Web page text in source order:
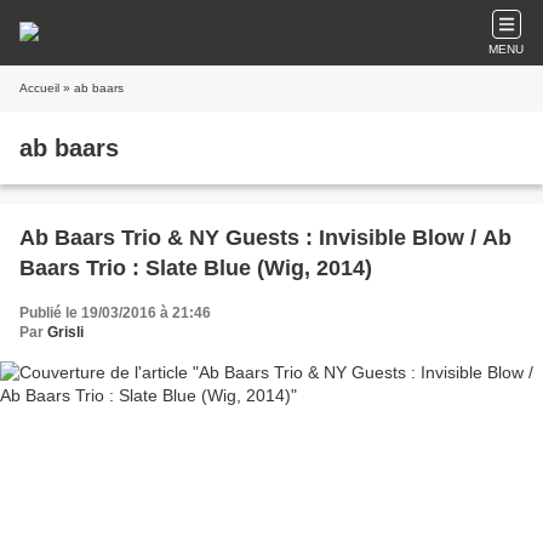
MENU
Accueil » ab baars
ab baars
Ab Baars Trio & NY Guests : Invisible Blow / Ab
Baars Trio : Slate Blue (Wig, 2014)
Publié le 19/03/2016 à 21:46
Par Grisli